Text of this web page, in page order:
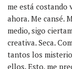
me está costando
ahora. Me cansé.
medio, sigo
creativa. Seca.
tantos los
ellos. Esto, me